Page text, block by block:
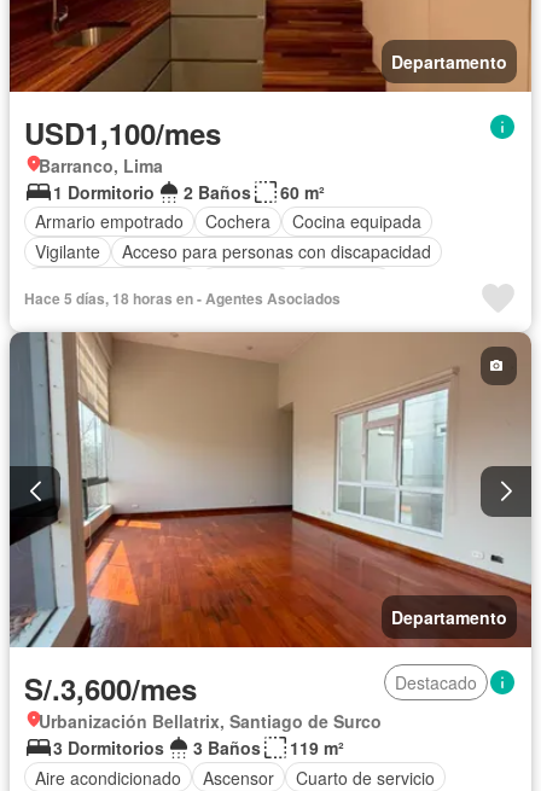
Departamento
USD1,100/mes
Barranco, Lima
1 Dormitorio
2 Baños
60 m²
Armario empotrado
Cochera
Cocina equipada
Vigilante
Acceso para personas con discapacidad
Hace 5 días, 18 horas en - Agentes Asociados
Departamento
S/.3,600/mes
Destacado
Urbanización Bellatrix, Santiago de Surco
3 Dormitorios
3 Baños
119 m²
Aire acondicionado
Ascensor
Cuarto de servicio